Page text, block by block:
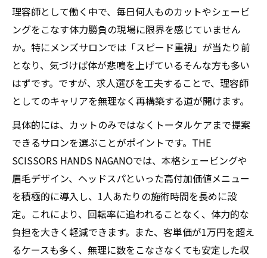
スタイリスト求人で実現する丁寧な接客の
時間
理容師転職が身体の負担を減らす理由とは
高単価サロン求人で心も体も満たす働き方
スタイリストが長く続けられる転職先の特
長野市で叶える次世代スタイリストへの道。高
単価メンズサロンで本当の価値を提供しません
か？
美容師求人で目指す次世代スタイリストの
働き方
転職で理容師が高単価サロンに挑戦する意
義
理容師として働く中で、毎日何人ものカットやシェービ
ングをこなす体力勝負の現場に限界を感じていません
か。特にメンズサロンでは「スピード重視」が当たり前
となり、気づけば体が悲鳴を上げている――そんな方も多い
はずです。ですが、求人選びを工夫することで、理容師
としてのキャリアを無理なく再構築する道が開けます。
具体的には、カットのみではなくトータルケアまで提案
できるサロンを選ぶことがポイントです。THE
SCISSORS HANDS NAGANOでは、本格シェービングや
眉毛デザイン、ヘッドスパといった高付加価値メニュー
を積極的に導入し、1人あたりの施術時間を長めに設
定。これにより、回転率に追われることなく、体力的な
負担を大きく軽減できます。また、客単価が1万円を超え
るケースも多く、無理に数をこなさなくても安定した収